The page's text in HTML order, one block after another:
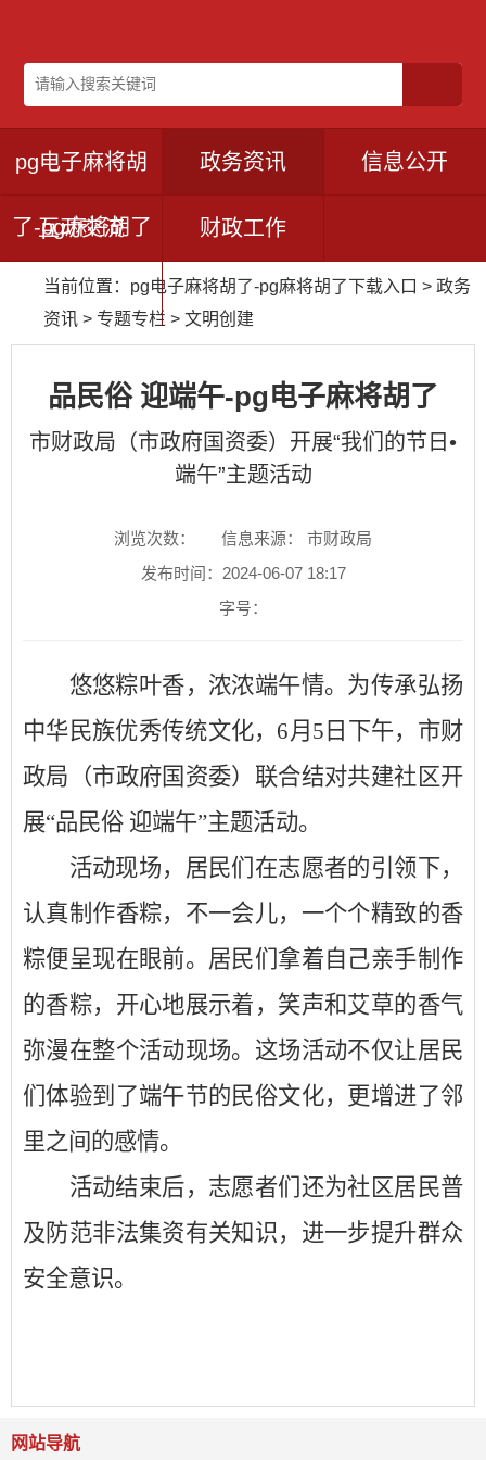
pg电子麻将胡
了-pg麻将胡了
下载入口
政务资讯 信息公开
互动交流 财政工作
当前位置： pg电子麻将胡了-pg麻将胡了下载入口 > 政务
资讯 > 专题专栏 > 文明创建
品民俗 迎端午-pg电子麻将胡了
市财政局（市政府国资委）开展“我们的节日•
端午”主题活动
浏览次数：
信息来源： 市财政局
发布时间：2024-06-07 18:17
字号：
悠悠粽叶香，浓浓端午情。为传承弘扬
中华民族优秀传统文化， 6月5日下午，市财
政局（市政府国资委）联合结对共建社区开
展“品民俗 迎端午”主题活动。
活动现场，居民们在志愿者的引领下，
认真制作香粽，不一会儿，一个个精致的香
粽便呈现在眼前。居民们拿着自己亲手制作
的香粽，开心地展示着，笑声和艾草的香气
弥漫在整个活动现场。这场活动不仅让居民
们体验到了端午节的民俗文化，更增进了邻
里之间的感情。
活动结束后，志愿者们还为社区居民普
及防范非法集资有关知识，进一步提升群众
安全意识。
网站导航